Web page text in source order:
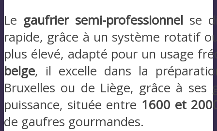
Le gaufrier semi-professionnel se
rapide, grâce à un système rotatif
plus élevé, adapté pour un usage
belge, il excelle dans la
Bruxelles ou de Liège, grâce à
puissance, située entre 1600 et
de gaufres gourmandes.